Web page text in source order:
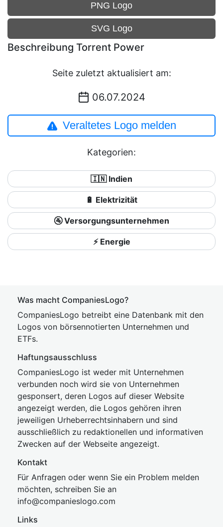
PNG Logo
SVG Logo
Beschreibung Torrent Power
Seite zuletzt aktualisiert am:
06.07.2024
Veraltetes Logo melden
Kategorien:
🇮🇳 Indien
🔋 Elektrizität
🚰 Versorgungsunternehmen
⚡ Energie
Was macht CompaniesLogo?
CompaniesLogo betreibt eine Datenbank mit den
Logos von börsennotierten Unternehmen und
ETFs.
Haftungsausschluss
CompaniesLogo ist weder mit Unternehmen
verbunden noch wird sie von Unternehmen
gesponsert, deren Logos auf dieser Website
angezeigt werden, die Logos gehören ihren
jeweiligen Urheberrechtsinhabern und sind
ausschließlich zu redaktionellen und informativen
Zwecken auf der Webseite angezeigt.
Kontakt
Für Anfragen oder wenn Sie ein Problem melden
möchten, schreiben Sie an
info@companieslogo.com
Links